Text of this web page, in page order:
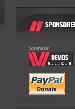
Sponsor